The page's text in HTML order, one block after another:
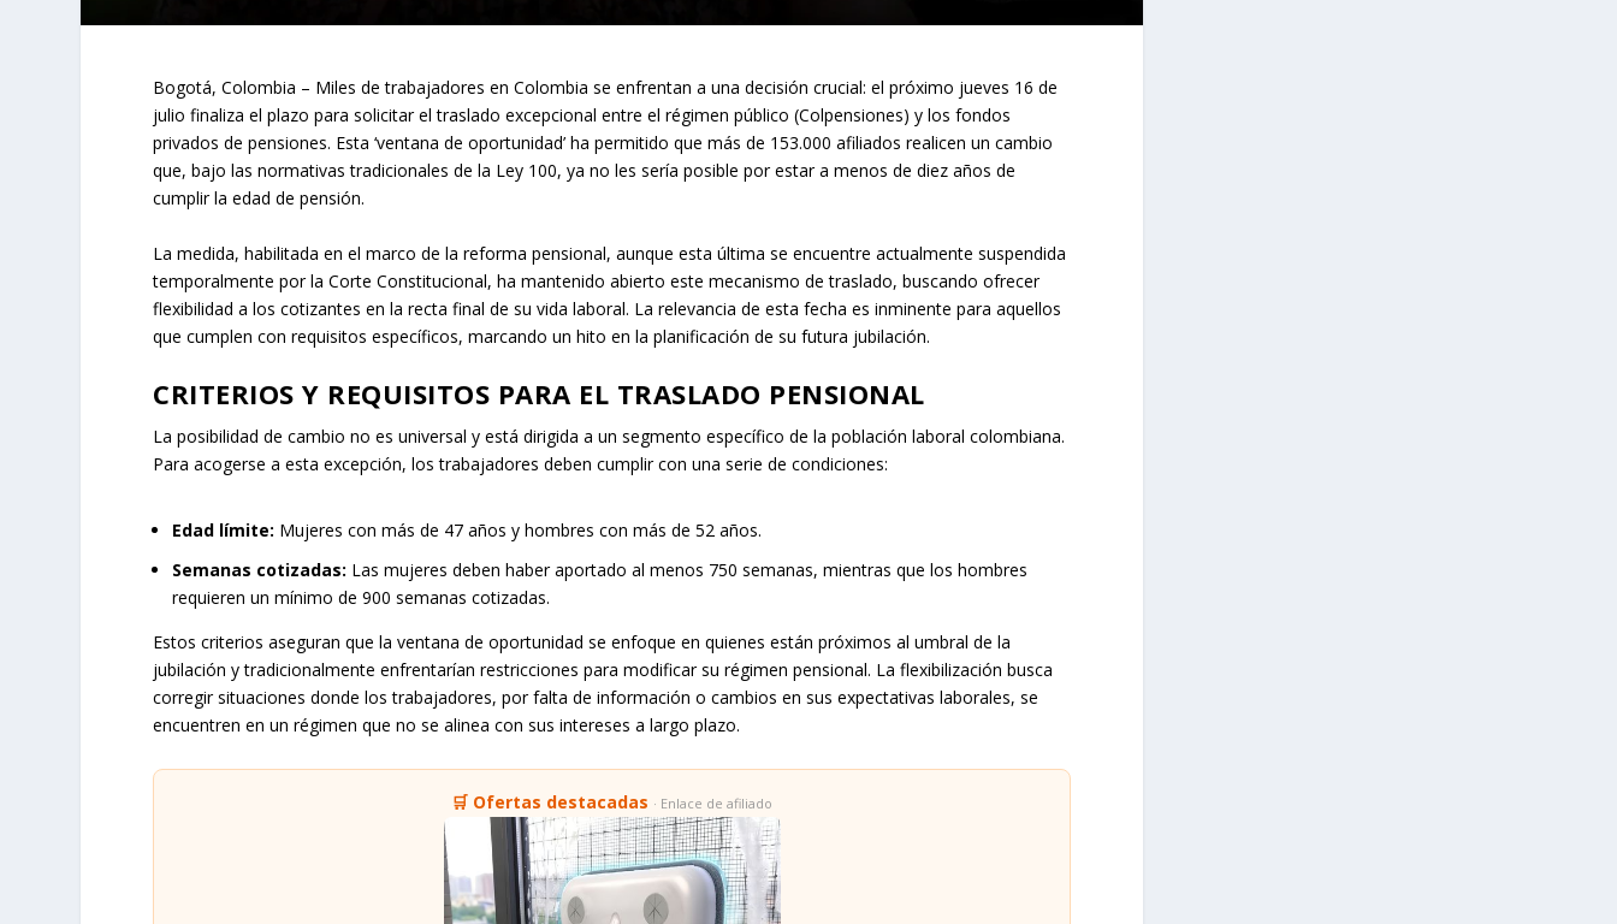
Bogotá, Colombia – Miles de trabajadores en Colombia se enfrentan a una decisión crucial: el próximo jueves 16 de
julio finaliza el plazo para solicitar el traslado excepcional entre el régimen público (Colpensiones) y los fondos
privados de pensiones. Esta ‘ventana de oportunidad’ ha permitido que más de 153.000 afiliados realicen un cambio
que, bajo las normativas tradicionales de la Ley 100, ya no les sería posible por estar a menos de diez años de
cumplir la edad de pensión.
La medida, habilitada en el marco de la reforma pensional, aunque esta última se encuentre actualmente suspendida
temporalmente por la Corte Constitucional, ha mantenido abierto este mecanismo de traslado, buscando ofrecer
flexibilidad a los cotizantes en la recta final de su vida laboral. La relevancia de esta fecha es inminente para aquellos
que cumplen con requisitos específicos, marcando un hito en la planificación de su futura jubilación.
CRITERIOS Y REQUISITOS PARA EL TRASLADO PENSIONAL
La posibilidad de cambio no es universal y está dirigida a un segmento específico de la población laboral colombiana.
Para acogerse a esta excepción, los trabajadores deben cumplir con una serie de condiciones:
Edad límite: Mujeres con más de 47 años y hombres con más de 52 años.
Semanas cotizadas: Las mujeres deben haber aportado al menos 750 semanas, mientras que los hombres
requieren un mínimo de 900 semanas cotizadas.
Estos criterios aseguran que la ventana de oportunidad se enfoque en quienes están próximos al umbral de la
jubilación y tradicionalmente enfrentarían restricciones para modificar su régimen pensional. La flexibilización busca
corregir situaciones donde los trabajadores, por falta de información o cambios en sus expectativas laborales, se
encuentren en un régimen que no se alinea con sus intereses a largo plazo.
🛒 Ofertas destacadas · Enlace de afiliado